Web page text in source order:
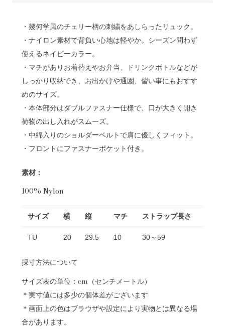
・幾何学風のチェリー柄の刺繍をあしらったリュック。
・ナイロン素材で背負い心地は軽やか。シーズン問わず
使えるネイビーカラー。
・マチがありお着替えやお弁当、ドリンクボトルなどが
しっかり収納でき、お出かけや通園、習い事にもおすす
めのサイズ。
・本体部分はダブルファスナー仕様で、口が大きく開き
荷物の出し入れがスムーズ。
・中綿入りのショルダーベルトで肩に優しくフィット。
・フロントにファスナーポケット付き。
素材：
100% Nylon
サイズ 横 縦 マチ ストラップ長さ
TU 20 29.5 10 30～59
採寸方法について
サイズ表の単位：cm（センチメートル）
＊実寸値には多少の個体差がございます
＊画面上の色はブラウザや設定により実物とは異なる場
合があります。